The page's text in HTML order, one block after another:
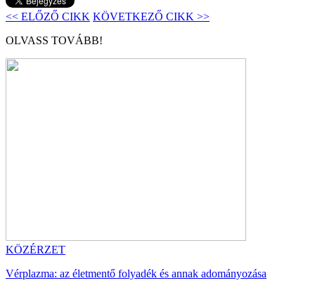
<< ELŐZŐ CIKK KÖVETKEZŐ CIKK >>
OLVASS TOVÁBB!
KÖZÉRZET
Vérplazma: az életmentő folyadék és annak adományozása